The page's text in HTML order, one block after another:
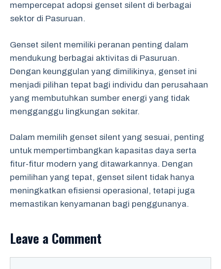
mempercepat adopsi genset silent di berbagai
sektor di Pasuruan.
Genset silent memiliki peranan penting dalam
mendukung berbagai aktivitas di Pasuruan.
Dengan keunggulan yang dimilikinya, genset ini
menjadi pilihan tepat bagi individu dan perusahaan
yang membutuhkan sumber energi yang tidak
mengganggu lingkungan sekitar.
Dalam memilih genset silent yang sesuai, penting
untuk mempertimbangkan kapasitas daya serta
fitur-fitur modern yang ditawarkannya. Dengan
pemilihan yang tepat, genset silent tidak hanya
meningkatkan efisiensi operasional, tetapi juga
memastikan kenyamanan bagi penggunanya.
Leave a Comment